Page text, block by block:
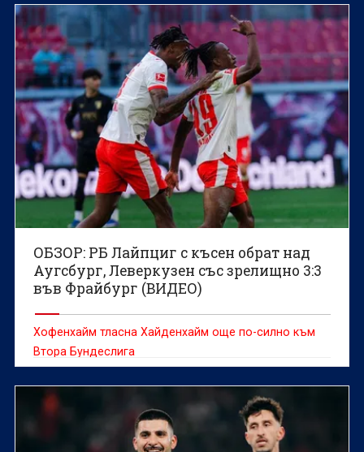
ОБЗОР: РБ Лайпциг с късен обрат над
Аугсбург, Леверкузен със зрелищно 3:3
във Фрайбург (ВИДЕО)
Хофенхайм тласна Хайденхайм още по-силно към
Втора Бундеслига